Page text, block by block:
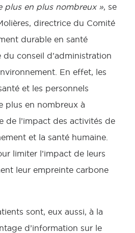
plus en plus nombreux », se
directrice du Comité
durable en santé
du conseil d’administration
En effet, les
et les personnels
plus en nombreux à
de l’impact des activités de
et la santé humaine.
limiter l’impact de leurs
leur empreinte carbone
sont, eux aussi, à la
d’information sur le